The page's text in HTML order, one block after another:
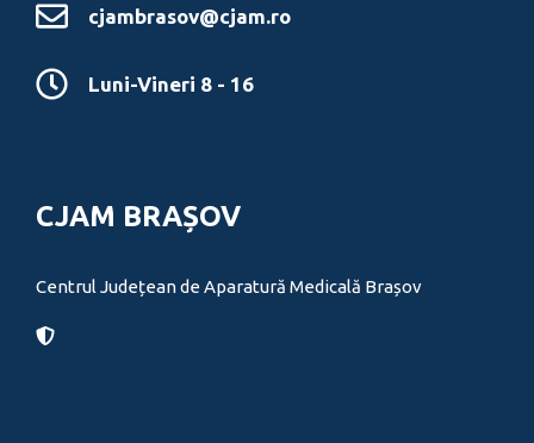
cjambrasov@cjam.ro
Luni-Vineri 8 - 16
CJAM BRAȘOV
Centrul Județean de Aparatură Medicală Brașov